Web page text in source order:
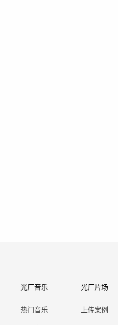
光厂音乐
热门音乐
光厂片场
上传案例